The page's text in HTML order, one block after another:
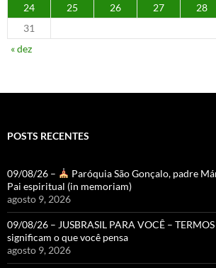
24
25 26 27 28
31
« dez
POSTS RECENTES
09/08/26 –
Paróquia São Gonçalo, padre
Pai espiritual (in memoriam)
agosto 9, 2026
09/08/26 – JUSBRASIL PARA VOCÊ –
significam o que você pensa
agosto 9, 2026